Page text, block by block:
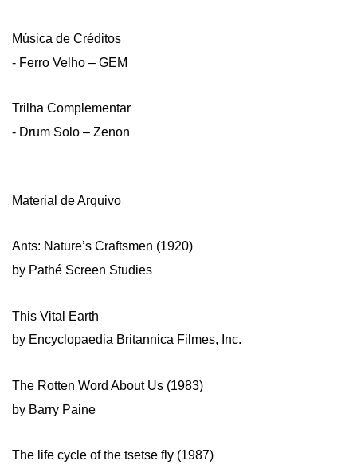
Música de Créditos
- Ferro Velho – GEM
Trilha Complementar
- Drum Solo – Zenon
Material de Arquivo
Ants: Nature’s Craftsmen (1920)
by Pathé Screen Studies
This Vital Earth
by Encyclopaedia Britannica Filmes, Inc.
The Rotten Word About Us (1983)
by Barry Paine
The life cycle of the tsetse fly (1987)